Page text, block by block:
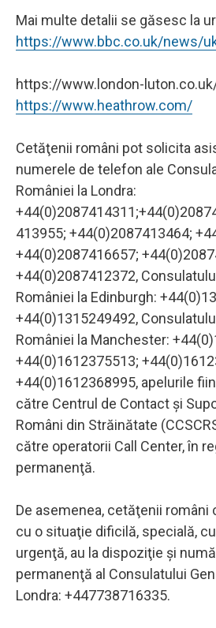
Mai multe detalii se găsesc la
https://www.bbc.co.uk/news/
https://www.london-
https://www.heathrow.com/
Cetăţenii români pot solicita
numerele de telefon ale
României la Londra:
413955; +44(0)2087413464;
+44(0)2087416657;
+44(0)2087412372,
României la Edinburgh:
+44(0)1315249492,
României la Manchester:
+44(0)1612375513;
+44(0)1612368995, apelurile
către Centrul de Contact şi
Români din Străinătate
către operatorii Call Center, în
permanenţă.
De asemenea, cetăţenii
cu o situaţie dificilă, specială,
urgenţă, au la dispoziţie şi
permanenţă al Consulatului
Londra: +447738716335.